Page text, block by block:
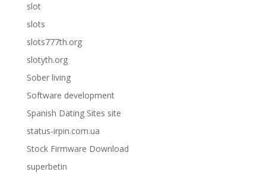
slot
slots
slots777th.org
slotyth.org
Sober living
Software development
Spanish Dating Sites site
status-irpin.com.ua
Stock Firmware Download
superbetin